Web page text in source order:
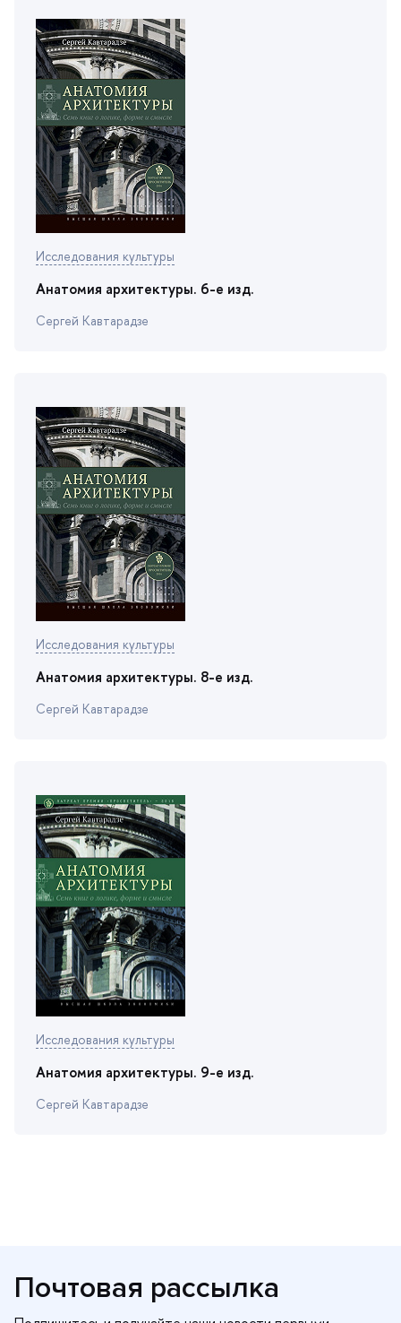
Исследования культуры
Анатомия архитектуры. 6-е изд.
Сергей Кавтарадзе
Исследования культуры
Анатомия архитектуры. 8-е изд.
Сергей Кавтарадзе
Исследования культуры
Анатомия архитектуры. 9-е изд.
Сергей Кавтарадзе
Почтовая рассылка